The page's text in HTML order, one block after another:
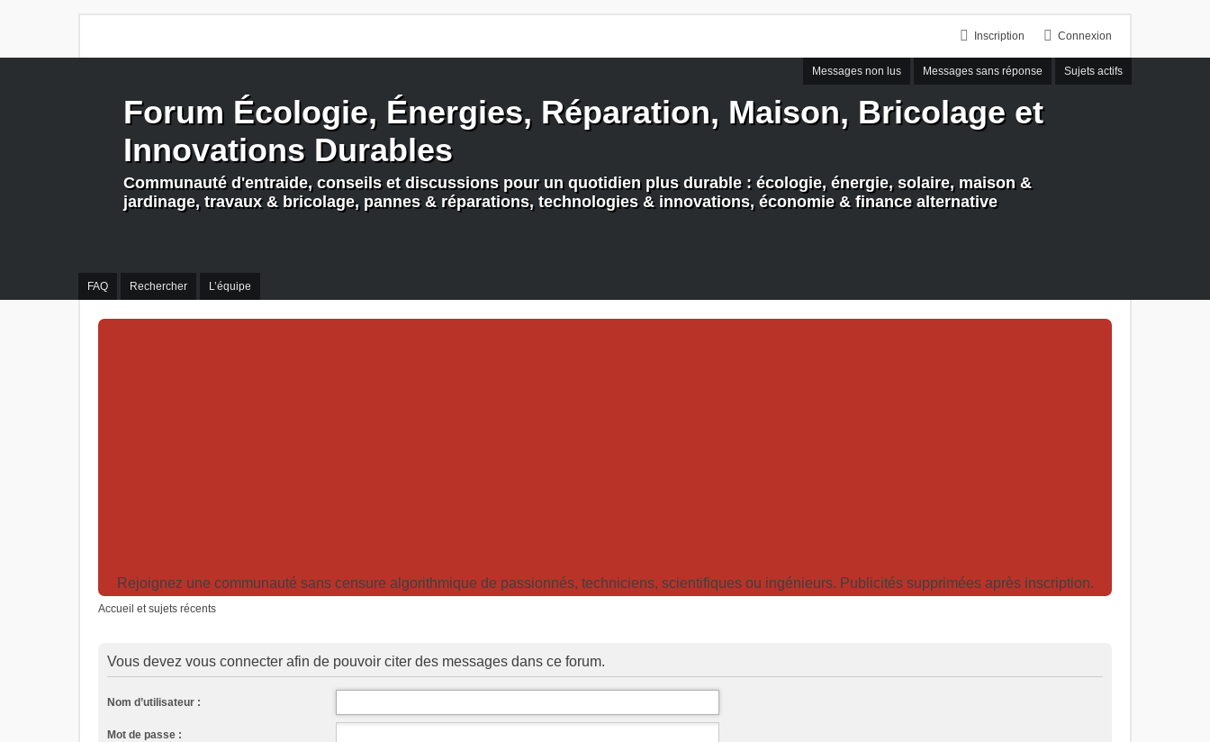
Connexion
Inscription
Messages non lus Messages sans réponse Sujets actifs
FAQ Rechercher L’équipe
Forum Écologie, Énergies, Réparation, Maison, Bricolage et
Innovations Durables
Communauté d'entraide, conseils et discussions pour un quotidien plus durable : écologie, énergie, solaire, maison &
jardinage, travaux & bricolage, pannes & réparations, technologies & innovations, économie & finance alternative
Rejoignez une communauté sans censure algorithmique de passionnés, techniciens, scientifiques ou ingénieurs. Publicités supprimées après inscription.
Accueil et sujets récents
Vous devez vous connecter afin de pouvoir citer des messages dans ce forum.
Nom d’utilisateur :
Mot de passe :